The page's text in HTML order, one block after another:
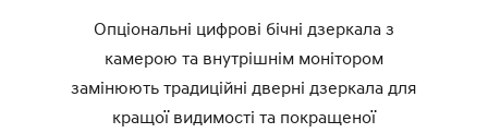
Опціональні цифрові бічні дзеркала з
камерою та внутрішнім монітором
замінюють традиційні дверні дзеркала для
кращої видимості та покращеної